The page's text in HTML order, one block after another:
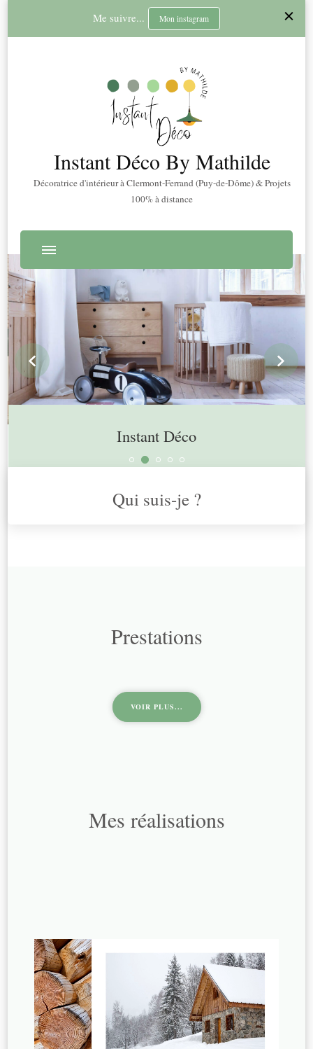
Me suivre... Mon instagram
Instant Déco By Mathilde
Décoratrice d'intérieur à Clermont-Ferrand (Puy-de-Dôme) & Projets
100% à distance
Instant Déco
prev
Qui suis-je ?
Prestations
VOIR PLUS...
Mes réalisations